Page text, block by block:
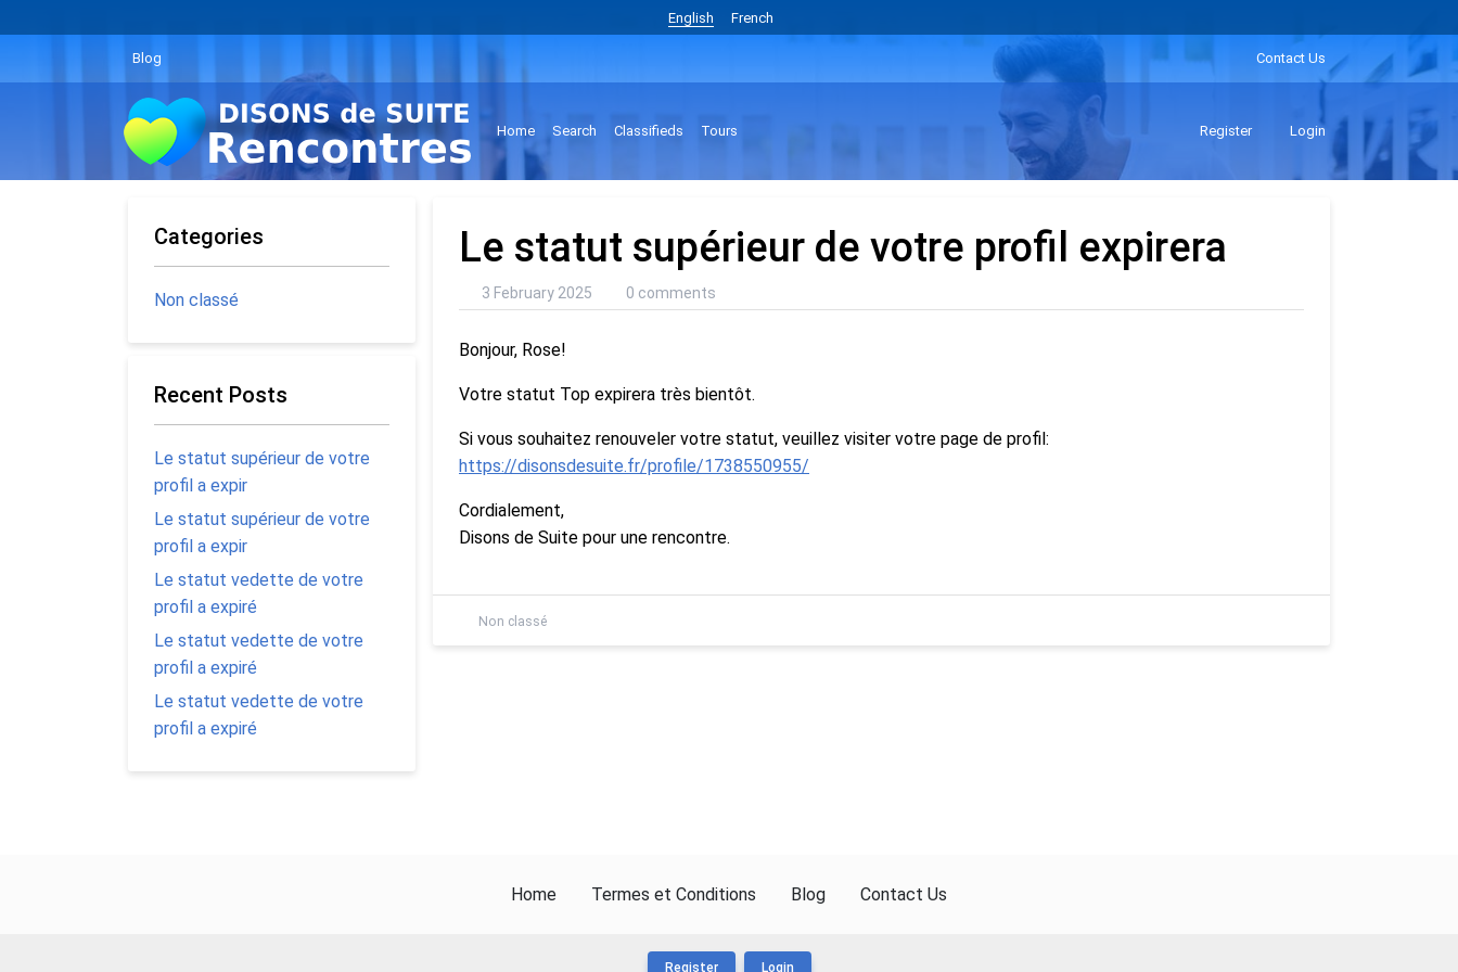
English French
Blog Contact Us
Home Search Classifieds Tours Register Login
Le statut supérieur de votre profil expirera
3 February 2025 0 comments
Bonjour, Rose!
Votre statut Top expirera très bientôt.
Si vous souhaitez renouveler votre statut, veuillez visiter votre page de profil:
https://disonsdesuite.fr/profile/1738550955/
Cordialement,
Disons de Suite pour une rencontre.
Non classé
Categories
Non classé
Recent Posts
Le statut supérieur de votre
profil a expir
Le statut supérieur de votre
profil a expir
Le statut vedette de votre
profil a expiré
Le statut vedette de votre
profil a expiré
Le statut vedette de votre
profil a expiré
Home Termes et Conditions Blog Contact Us
Register Login